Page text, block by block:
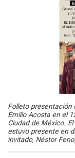
Folleto presentación
Emilio Acosta en el
Ciudad de México.
estuvo presente en
invitado, Néstor